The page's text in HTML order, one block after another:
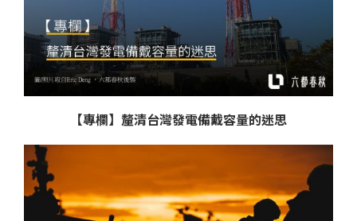
【專欄】釐清台灣發電備戴容量的迷思